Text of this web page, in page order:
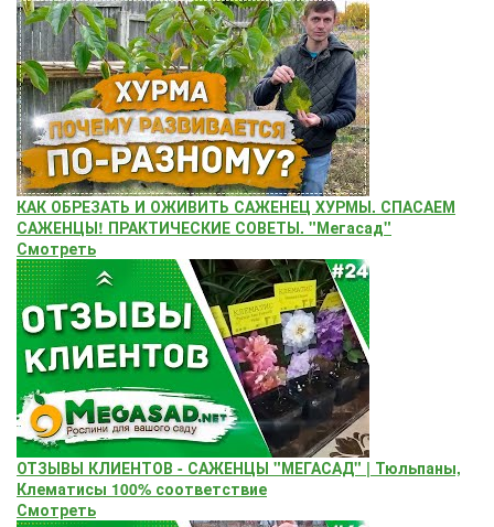
КАК ОБРЕЗАТЬ И ОЖИВИТЬ САЖЕНЕЦ ХУРМЫ. СПАСАЕМ
САЖЕНЦЫ! ПРАКТИЧЕСКИЕ СОВЕТЫ. "Мегасад"
Смотреть
ОТЗЫВЫ КЛИЕНТОВ - САЖЕНЦЫ "МЕГАСАД" | Тюльпаны,
Клематисы 100% соответствие
Смотреть